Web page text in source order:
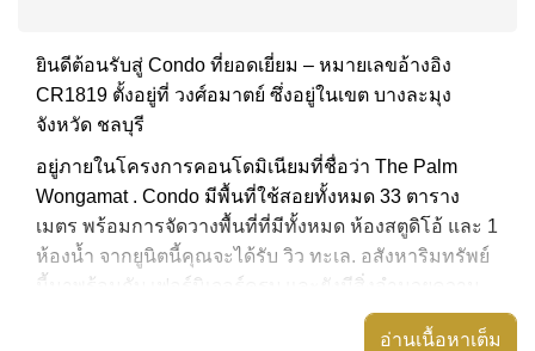
ยินดีต้อนรับสู่ Condo ที่ยอดเยี่ยม – หมายเลขอ้างอิง
CR1819 ตั้งอยู่ที่ วงศ์อมาตย์ ซึ่งอยู่ในเขต บางละมุง
จังหวัด ชลบุรี
อยู่ภายในโครงการคอนโดมิเนียมที่ชื่อว่า The Palm
Wongamat . Condo มีพื้นที่ใช้สอยทั้งหมด 33 ตาราง
เมตร พร้อมการจัดวางพื้นที่ที่มีทั้งหมด ห้องสตูดิโอ้ และ 1
ห้องน้ำ จากยูนิตนี้คุณจะได้รับ วิว ทะเล. อสังหาริมทรัพย์
นี้มาพร้อมกับ เฟอร์นิเจอร์ครบ และยังมีสิ่งอำนวยความ
สะดวก ได้แก่ เครื่องปรับอากาศครบ, มีระเบียง, ประตู
อ่านเนื้อหาเต็ม